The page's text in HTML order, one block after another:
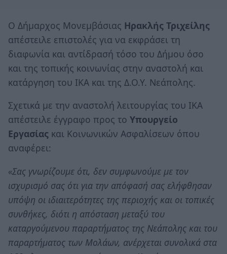
Ο Δήμαρχος Μονεμβάσιας Ηρακλής Τριχείλης
απέστειλε επιστολές για να εκφράσει τη
διαφωνία και αντίδρασή τόσο του Δήμου όσο
και της τοπικής κοινωνίας στην αναστολή και
κατάργηση του ΙΚΑ και της Δ.Ο.Υ. Νεάπολης.
Σχετικά με την αναστολή λειτουργίας του ΙΚΑ
απέστειλε έγγραφο προς το Υπουργείο
Εργασίας και Κοινωνικών Ασφαλίσεων όπου
αναφέρει:
«Σας γνωρίζουμε ότι, δεν συμφωνούμε με τον
ισχυρισμό σας ότι για την απόφασή σας ελήφθησαν
υπόψη οι ιδιαιτερότητες της περιοχής και οι τοπικές
συνθήκες, διότι η απόσταση μεταξύ του
καταργούμενου παραρτήματος της Νεάπολης και του
παραρτήματος των Μολάων, ανέρχεται συνολικά στα